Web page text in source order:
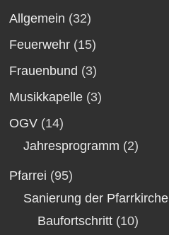
Allgemein (32)
Feuerwehr (15)
Frauenbund (3)
Musikkapelle (3)
OGV (14)
Jahresprogramm (2)
Pfarrei (95)
Sanierung der Pfarrkirche
Baufortschritt (10)